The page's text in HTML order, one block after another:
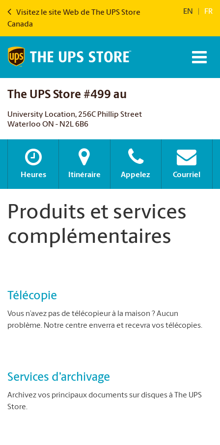
Visitez le site Web de The UPS Store
Canada
EN FR
The UPS Store #499 au
University Location, 256C Phillip Street
Waterloo ON - N2L 6B6
Heures Itinéraire Appelez Courriel
Produits et services
complémentaires
Télécopie
Vous n’avez pas de télécopieur à la maison ? Aucun
problème. Notre centre enverra et recevra vos télécopies.
Services d’archivage
Archivez vos principaux documents sur disques à The UPS
Store.